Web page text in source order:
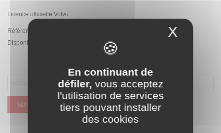
Licence officielle Volvo
Référence:
Disponibilité :
Rupture de stock temporaire
NOTIFIEZ MOI QUAND CE SERA DISPONIBLE
En continuant de
défiler, vous acceptez
l'utilisation de services
tiers pouvant installer
des cookies
X